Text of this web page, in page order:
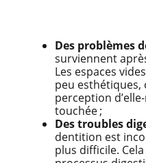
Des problèmes
surviennent
Les espaces
peu esthétiques,
perception
touchée ;
Des troubles
dentition est
plus difficile.